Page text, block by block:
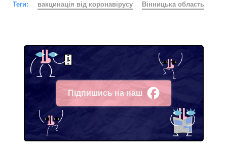
Теги: вакцинація від коронавірусу Вінницька область
Підпишись на наш
Facebook